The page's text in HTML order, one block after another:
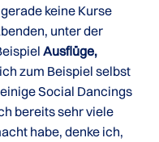
keine Kurse
unter der
Ausflüge,
zum Beispiel selbst
Social Dancings
bereits sehr viele
habe, denke ich,